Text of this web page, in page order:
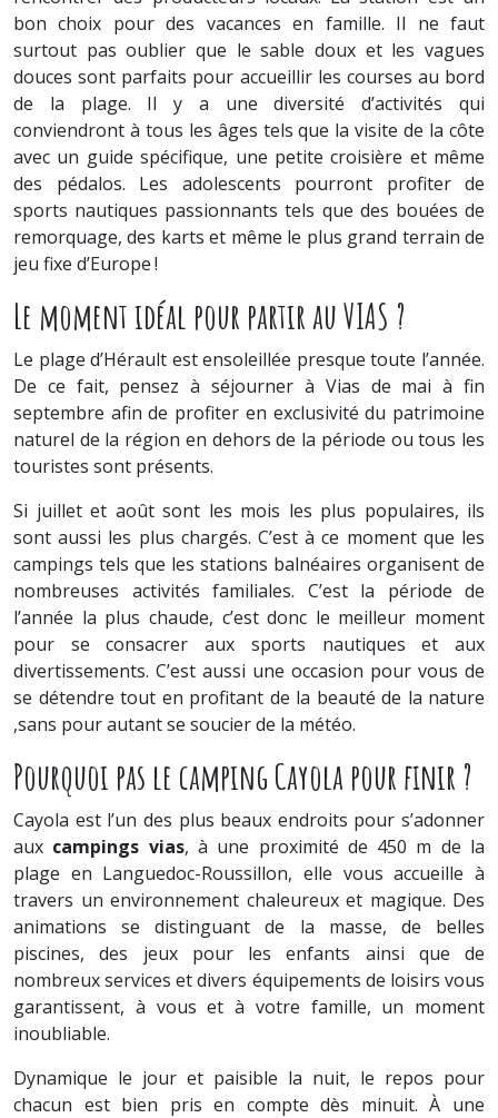
bon choix pour des vacances en famille. Il ne faut
surtout pas oublier que le sable doux et les vagues
douces sont parfaits pour accueillir les courses au bord
de la plage. Il y a une diversité d’activités qui
conviendront à tous les âges tels que la visite de la côte
avec un guide spécifique, une petite croisière et même
des pédalos. Les adolescents pourront profiter de
sports nautiques passionnants tels que des bouées de
remorquage, des karts et même le plus grand terrain de
jeu fixe d’Europe !
Le moment idéal pour partir au VIAS ?
Le plage d’Hérault est ensoleillée presque toute l’année.
De ce fait, pensez à séjourner à Vias de mai à fin
septembre afin de profiter en exclusivité du patrimoine
naturel de la région en dehors de la période ou tous les
touristes sont présents.
Si juillet et août sont les mois les plus populaires, ils
sont aussi les plus chargés. C’est à ce moment que les
campings tels que les stations balnéaires organisent de
nombreuses activités familiales. C’est la période de
l’année la plus chaude, c’est donc le meilleur moment
pour se consacrer aux sports nautiques et aux
divertissements. C’est aussi une occasion pour vous de
se détendre tout en profitant de la beauté de la nature
,sans pour autant se soucier de la météo.
Pourquoi pas le camping Cayola pour finir ?
Cayola est l’un des plus beaux endroits pour s’adonner
aux campings vias, à une proximité de 450 m de la
plage en Languedoc-Roussillon, elle vous accueille à
travers un environnement chaleureux et magique. Des
animations se distinguant de la masse, de belles
piscines, des jeux pour les enfants ainsi que de
nombreux services et divers équipements de loisirs vous
garantissent, à vous et à votre famille, un moment
inoubliable.
Dynamique le jour et paisible la nuit, le repos pour
chacun est bien pris en compte dès minuit. À une